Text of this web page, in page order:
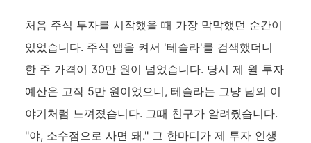
처음 주식 투자를 시작했을 때 가장 막막했던 순간이
있었습니다. 주식 앱을 켜서 '테슬라'를 검색했더니
한 주 가격이 30만 원이 넘었습니다. 당시 제 월 투자
예산은 고작 5만 원이었으니, 테슬라는 그냥 남의 이
야기처럼 느껴졌습니다. 그때 친구가 알려줬습니다.
"야, 소수점으로 사면 돼." 그 한마디가 제 투자 인생